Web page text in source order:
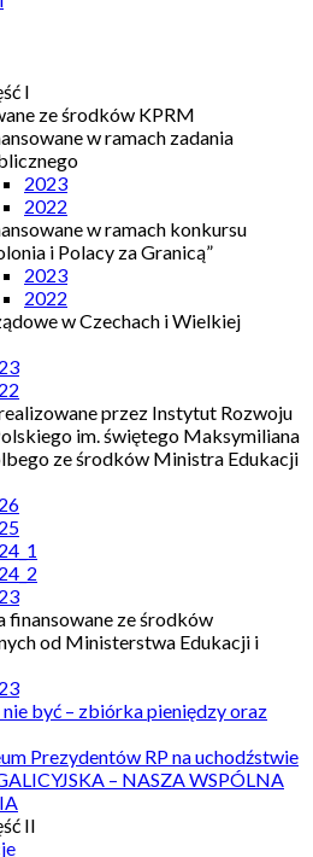
I
ze środków KPRM
w ramach zadania
2023
2022
w ramach konkursu
i Polacy za Granicą”
2023
2022
w Czechach i Wielkiej
przez Instytut Rozwoju
im. świętego Maksymiliana
ze środków Ministra Edukacji
finansowane ze środków
od Ministerstwa Edukacji i
być – zbiórka pieniędzy oraz
Prezydentów RP na uchodźstwie
– NASZA WSPÓLNA
II